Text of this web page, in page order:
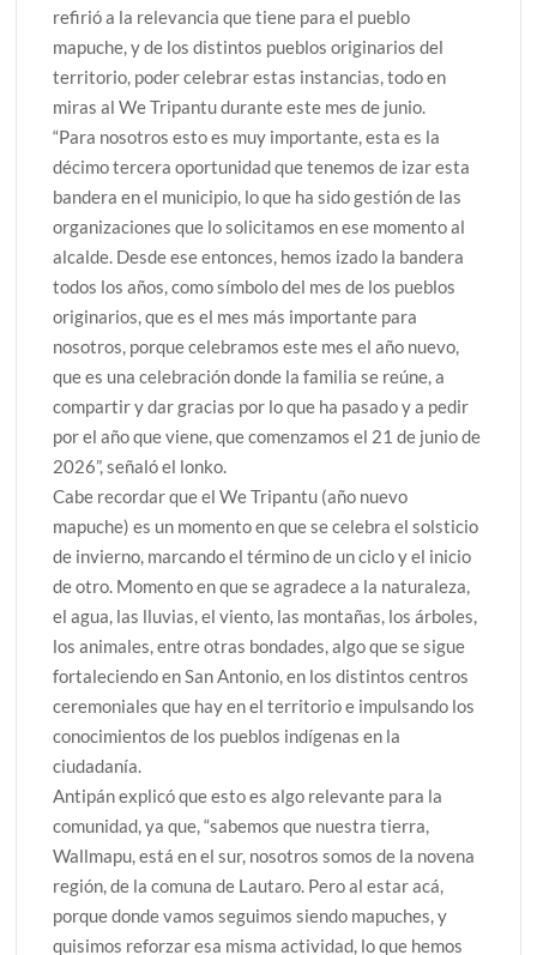
refirió a la relevancia que tiene para el pueblo
mapuche, y de los distintos pueblos originarios del
territorio, poder celebrar estas instancias, todo en
miras al We Tripantu durante este mes de junio.
“Para nosotros esto es muy importante, esta es la
décimo tercera oportunidad que tenemos de izar esta
bandera en el municipio, lo que ha sido gestión de las
organizaciones que lo solicitamos en ese momento al
alcalde. Desde ese entonces, hemos izado la bandera
todos los años, como símbolo del mes de los pueblos
originarios, que es el mes más importante para
nosotros, porque celebramos este mes el año nuevo,
que es una celebración donde la familia se reúne, a
compartir y dar gracias por lo que ha pasado y a pedir
por el año que viene, que comenzamos el 21 de junio de
2026”, señaló el lonko.
Cabe recordar que el We Tripantu (año nuevo
mapuche) es un momento en que se celebra el solsticio
de invierno, marcando el término de un ciclo y el inicio
de otro. Momento en que se agradece a la naturaleza,
el agua, las lluvias, el viento, las montañas, los árboles,
los animales, entre otras bondades, algo que se sigue
fortaleciendo en San Antonio, en los distintos centros
ceremoniales que hay en el territorio e impulsando los
conocimientos de los pueblos indígenas en la
ciudadanía.
Antipán explicó que esto es algo relevante para la
comunidad, ya que, “sabemos que nuestra tierra,
Wallmapu, está en el sur, nosotros somos de la novena
región, de la comuna de Lautaro. Pero al estar acá,
porque donde vamos seguimos siendo mapuches, y
quisimos reforzar esa misma actividad, lo que hemos